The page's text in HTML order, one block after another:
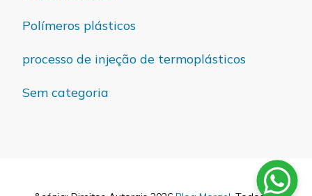
Polímeros plásticos
processo de injeção de termoplásticos
Sem categoria